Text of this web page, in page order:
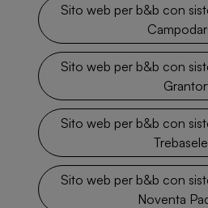
Sito web per b&b con
Sito web per b&b con
Sito web per b&b con
Sito web per b&b con
Noventa